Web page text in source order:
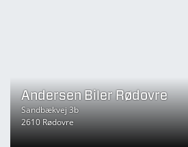
Andersen Biler Rødovre
Sandbækvej 3b
2610 Rødovre